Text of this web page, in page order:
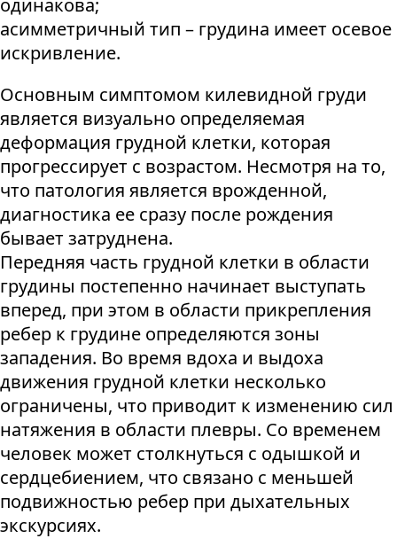
одинакова;
асимметричный тип – грудина имеет осевое
искривление.
Основным симптомом килевидной груди
является визуально определяемая
деформация грудной клетки, которая
прогрессирует с возрастом. Несмотря на то,
что патология является врожденной,
диагностика ее сразу после рождения
бывает затруднена.
Передняя часть грудной клетки в области
грудины постепенно начинает выступать
вперед, при этом в области прикрепления
ребер к грудине определяются зоны
западения. Во время вдоха и выдоха
движения грудной клетки несколько
ограничены, что приводит к изменению сил
натяжения в области плевры. Со временем
человек может столкнуться с одышкой и
сердцебиением, что связано с меньшей
подвижностью ребер при дыхательных
экскурсиях.